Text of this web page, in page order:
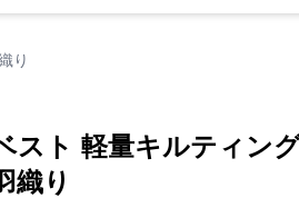
り
スト 軽量キルティン
織り